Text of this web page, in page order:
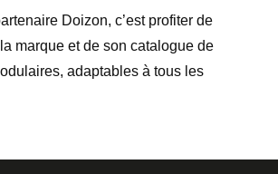
Doizon, c’est profiter de
la marque et de son catalogue de
adaptables à tous les